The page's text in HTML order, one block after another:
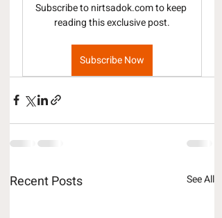
Subscribe to nirtsadok.com to keep
reading this exclusive post.
Subscribe Now
Recent Posts See All